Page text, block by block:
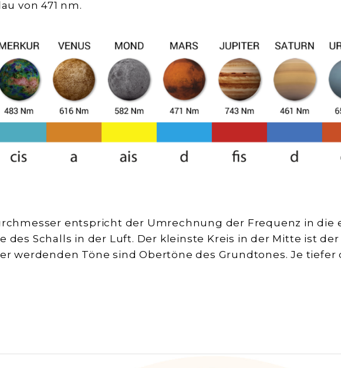
von 471 nm.
entspricht der Umrechnung der Frequenz in die
des Schalls in der Luft. Der kleinste Kreis in der Mitte ist
werdenden Töne sind Obertöne des Grundtones. Je